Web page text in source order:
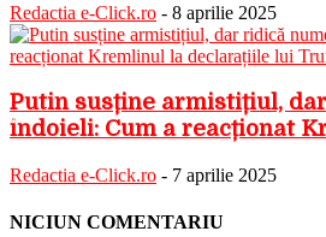
Redactia e-Click.ro - 8 aprilie 2025
Putin susține armistițiul,
îndoieli: Cum a reacționat
Redactia e-Click.ro - 7 aprilie 2025
NICIUN COMENTARIU